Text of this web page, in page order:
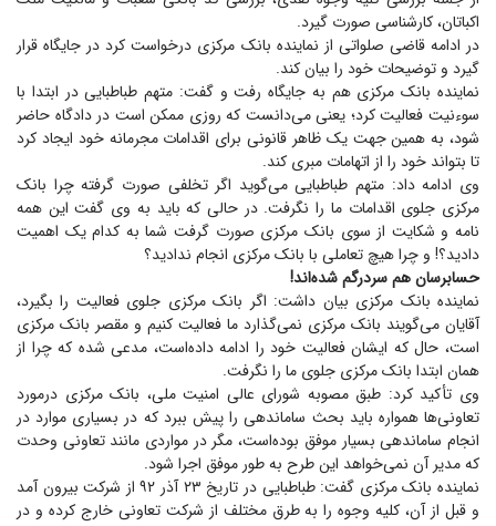
اکباتان، کارشناسی صورت گیرد.
در ادامه قاضی صلواتی از نماینده بانک مرکزی درخواست کرد در جایگاه قرار
گیرد و توضیحات خود را بیان کند.
نماینده بانک مرکزی هم به جایگاه رفت و گفت: متهم طباطبایی در ابتدا با
سوء‌نیت فعالیت کرد؛ یعنی می‌دانست که روزی ممکن است در دادگاه حاضر
شود، به همین جهت یک ظاهر قانونی برای اقدامات مجرمانه خود ایجاد کرد
تا بتواند خود را از اتهامات مبری کند.
وی ادامه داد: متهم طباطبایی می‌گوید اگر تخلفی صورت گرفته چرا بانک
مرکزی جلوی اقدامات ما را نگرفت. در حالی که باید به وی گفت این همه
نامه و شکایت از سوی بانک مرکزی صورت گرفت شما به کدام یک اهمیت
دادید؟! و چرا هیچ تعاملی با بانک مرکزی انجام ندادید؟
حسابرسان هم سردرگم شده‌اند!
نماینده بانک مرکزی بیان داشت: اگر بانک مرکزی جلوی فعالیت را بگیرد،
آقایان می‌گویند بانک مرکزی نمی‌گذارد ما فعالیت کنیم و مقصر بانک مرکزی
است، حال که ایشان فعالیت خود را ادامه داده‌است، مدعی شده که چرا از
همان ابتدا بانک مرکزی جلوی ما را نگرفت.
وی تأکید کرد: طبق مصوبه شورای عالی امنیت ملی، بانک مرکزی درمورد
تعاونی‌ها همواره باید بحث ساماندهی را پیش ببرد که در بسیاری موارد در
انجام ساماندهی بسیار موفق بوده‌است، مگر در مواردی مانند تعاونی وحدت
که مدیر آن نمی‌خواهد این طرح به طور موفق اجرا شود.
نماینده بانک مرکزی گفت: طباطبایی در تاریخ ۲۳ آذر ۹۲ از شرکت بیرون آمد
و قبل از آن، کلیه وجوه را به طرق مختلف از شرکت تعاونی خارج کرده و در